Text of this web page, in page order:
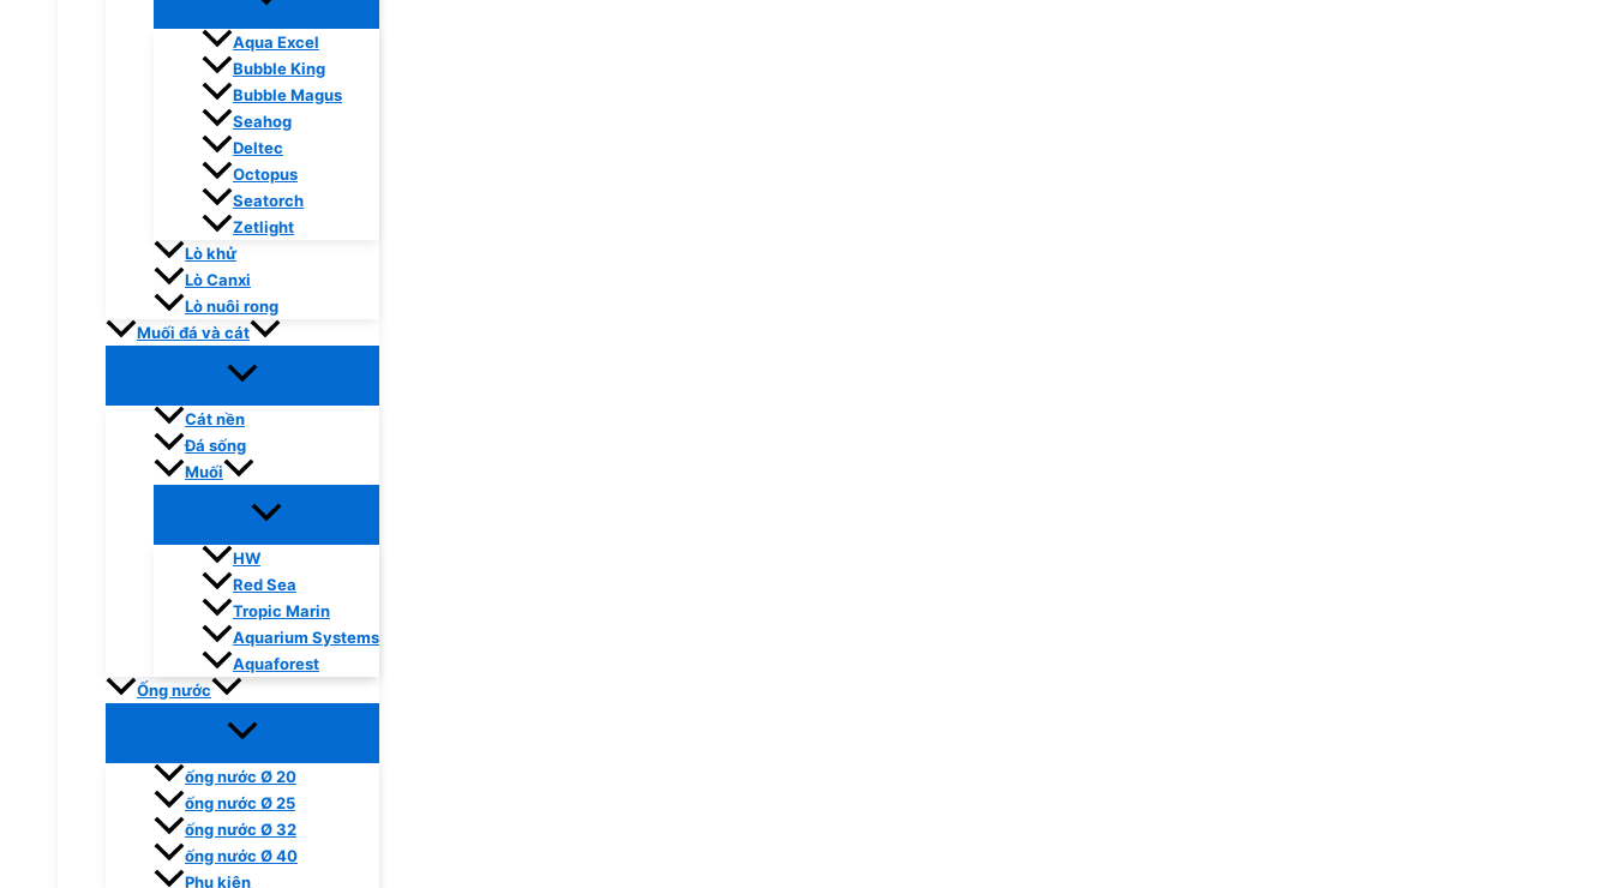
Aqua Excel
Bubble King
Bubble Magus
Seahog
Deltec
Octopus
Seatorch
Zetlight
Lò khử
Lò Canxi
Lò nuôi rong
Muối đá và cát
Cát nền
Đá sống
Muối
HW
Red Sea
Tropic Marin
Aquarium Systems
Aquaforest
Ống nước
ống nước Ø 20
ống nước Ø 25
ống nước Ø 32
ống nước Ø 40
Phụ kiện